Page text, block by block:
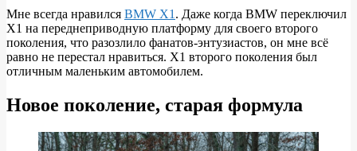
ОБЗОР:
BMW
X1
xDrive28i
2023
года
Мне всегда нравился BMW X1 . Даже когда BMW переключил
X1 на переднеприводную платформу для своего второго
поколения, что разозлило фанатов-энтузиастов, он мне всё
равно не перестал нравиться. X1 второго поколения был
отличным маленьким автомобилем.
Новое поколение, старая формула